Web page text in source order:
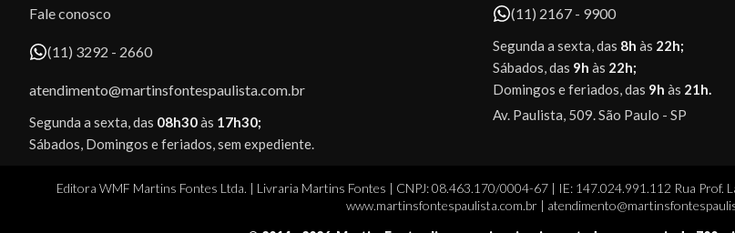
Fale conosco
(11) 3292 - 2660
atendimento@martinsfontespaulista.com.br
Segunda a sexta, das 08h30às 17h30;
Sábados, Domingos e feriados, sem expediente.
(11) 2167 - 9900
Segunda a sexta, das 8h às 22h;
Sábados, das 9h às 22h;
Domingos e feriados, das 9h às 21h.
Av. Paulista, 509. São Paulo - SP
Editora WMF Martins Fontes Ltda. | Livraria Martins Fontes | CNPJ: 08.463.170/0004-67 | IE: 147.024.991.112 Rua Prof.
www.martinsfontespaulista.com.br |